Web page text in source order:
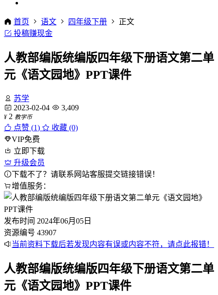
首页 语文 四年级下册
正文
投稿赚现金
人教部编版统编版四年级下册语文第二单
元《语文园地》PPT课件
苏学
2023-02-04
3,409
¥ 2 教学币
点赞 (1)
收藏 (0)
VIP免费
立即下载
升级会员
下载不了？请联系网站客服提交链接错误！
增值服务：
发布时间 2024年06月05日
资源编号 43907
当前资料下载后若发现内容有误或内容不符，请点此报错！
人教部编版统编版四年级下册语文第二单
元《语文园地》PPT课件